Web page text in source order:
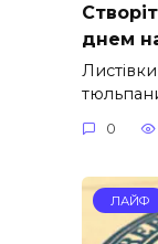
днем
0
ЛАЙФ